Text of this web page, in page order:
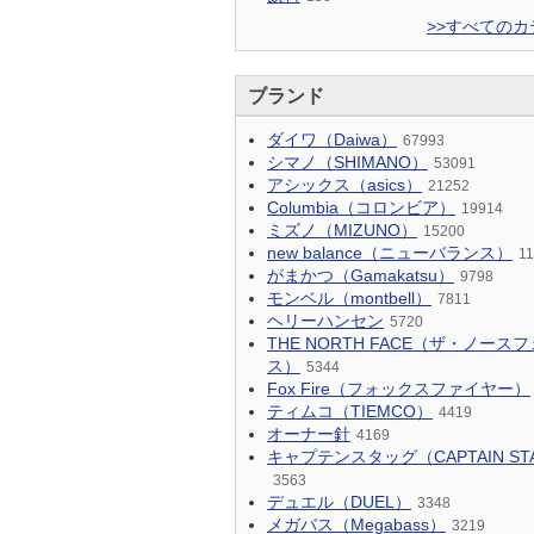
>>すべてのカ
ブランド
ダイワ（Daiwa） 67993
シマノ（SHIMANO） 53091
アシックス（asics） 21252
Columbia（コロンビア） 19914
ミズノ（MIZUNO） 15200
new balance（ニューバランス）
がまかつ（Gamakatsu） 9798
モンベル（montbell） 7811
ヘリーハンセン 5720
THE NORTH FACE（ザ・ノースフ
ス）
5344
Fox Fire（フォックスファイヤー）
ティムコ（TIEMCO）
4419
オーナー針 4169
キャプテンスタッグ（CAPTAIN
3563
デュエル（DUEL） 3348
メガバス（Megabass） 3219